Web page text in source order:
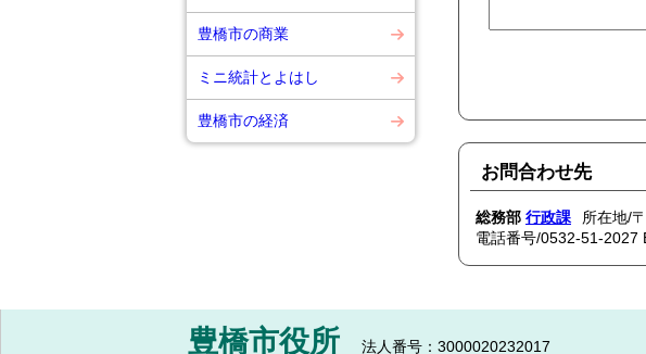
豊橋市の商業
ミニ統計とよはし
豊橋市の経済
お問合わせ先
総務部 行政課
所在地/
電話番号/0532-51-2027
豊橋市役所 法人番号：3000020232017